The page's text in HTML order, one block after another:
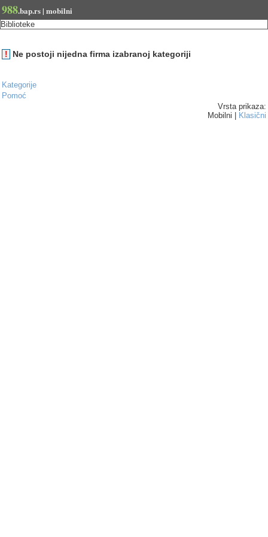
988.bap.rs | mobilni
Biblioteke
! Ne postoji nijedna firma izabranoj kategoriji
Kategorije
Pomoć
Vrsta prikaza:
Mobilni |
Klasični